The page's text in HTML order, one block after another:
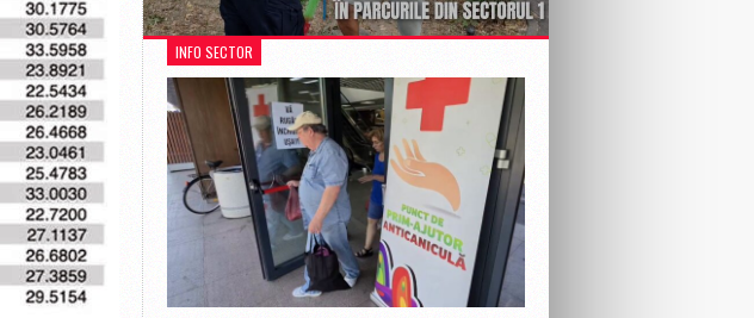
Decizia recentă a Consiliului Local Sector 1 de a
restricționa circulația vehiculelor în zonele de
recreere aduce în prim-plan o dezbatere importantă
pentru întreaga Capitală: ar fi necesară o...
INFO SECTOR